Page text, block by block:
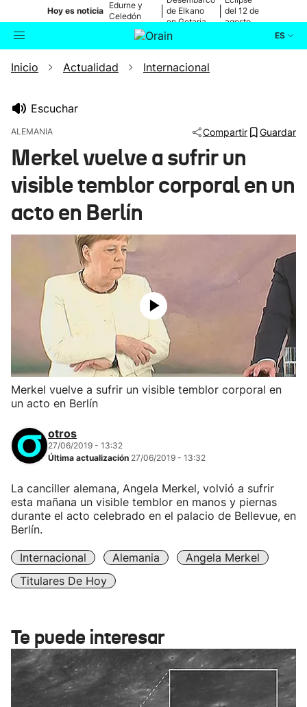
Hoy es noticia
Edurne y
Celedón
de Elkano
en Getaria
del 12 de
agosto
ES
Buscador Actualidad
Ikusmiran
Eguraldia
Inicio Actualidad Internacional
Escuchar
ALEMANIA Compartir Guardar
Merkel vuelve a sufrir un
visible temblor corporal en un
acto en Berlín
Merkel vuelve a sufrir un visible temblor corporal en
un acto en Berlín
otros
27/06/2019 - 13:32
Última actualización 27/06/2019 - 13:32
La canciller alemana, Angela Merkel, volvió a sufrir
esta mañana un visible temblor en manos y piernas
durante el acto celebrado en el palacio de Bellevue, en
Berlín.
Internacional Alemania
Angela Merkel
Titulares De Hoy
Te puede interesar